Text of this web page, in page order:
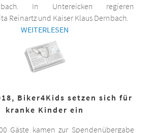
In Untereicken regieren
Reinartz und Kaiser Klaus Dernbach.
WEITERLESEN
Biker4Kids setzen sich für
kranke Kinder ein
Gäste kamen zur Spendenübergabe